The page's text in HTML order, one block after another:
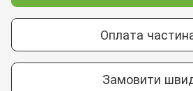
Оплата
Замовити